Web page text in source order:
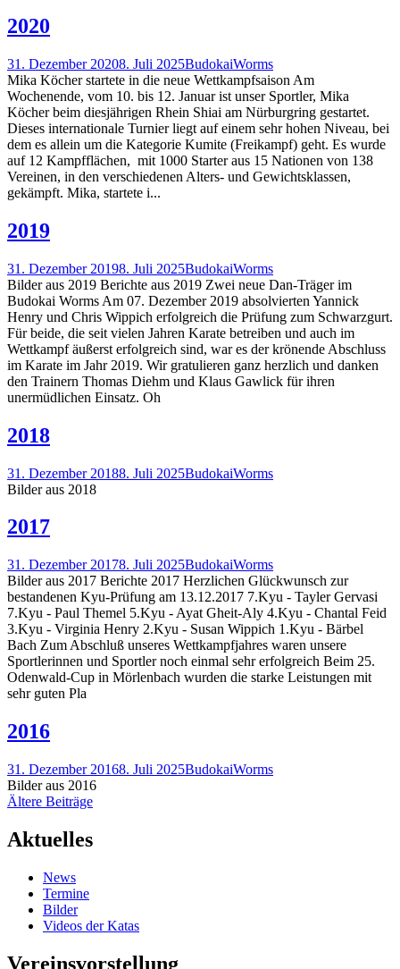
2020
31. Dezember 20208. Juli 2025BudokaiWorms
Mika Köcher startete in die neue Wettkampfsaison Am
Wochenende, vom 10. bis 12. Januar ist unser Sportler, Mika
Köcher beim diesjährigen Rhein Shiai am Nürburgring gestartet.
Dieses internationale Turnier liegt auf einem sehr hohen Niveau, bei
dem es allein um die Kategorie Kumite (Freikampf) geht. Es wurde
auf 12 Kampfflächen, mit 1000 Starter aus 15 Nationen von 138
Vereinen, in den verschiedenen Alters- und Gewichtsklassen,
gekämpft. Mika, startete i...
2019
31. Dezember 20198. Juli 2025BudokaiWorms
Bilder aus 2019 Berichte aus 2019 Zwei neue Dan-Träger im
Budokai Worms Am 07. Dezember 2019 absolvierten Yannick
Henry und Chris Wippich erfolgreich die Prüfung zum Schwarzgurt.
Für beide, die seit vielen Jahren Karate betreiben und auch im
Wettkampf äußerst erfolgreich sind, war es der krönende Abschluss
im Karate im Jahr 2019. Wir gratulieren ganz herzlich und danken
den Trainern Thomas Diehm und Klaus Gawlick für ihren
unermüdlichen Einsatz. Oh
2018
31. Dezember 20188. Juli 2025BudokaiWorms
Bilder aus 2018
2017
31. Dezember 20178. Juli 2025BudokaiWorms
Bilder aus 2017 Berichte 2017 Herzlichen Glückwunsch zur
bestandenen Kyu-Prüfung am 13.12.2017 7.Kyu - Tayler Gervasi
7.Kyu - Paul Themel 5.Kyu - Ayat Gheit-Aly 4.Kyu - Chantal Feid
3.Kyu - Virginia Henry 2.Kyu - Susan Wippich 1.Kyu - Bärbel
Bach Zum Abschluß unseres Wettkampfjahres waren unsere
Sportlerinnen und Sportler noch einmal sehr erfolgreich Beim 25.
Odenwald-Cup in Mörlenbach wurden die starke Leistungen mit
sehr guten Pla
2016
31. Dezember 20168. Juli 2025BudokaiWorms
Bilder aus 2016
Beitragsnavigation
Ältere Beiträge
Aktuelles
News
Termine
Bilder
Videos der Katas
Vereinsvorstellung